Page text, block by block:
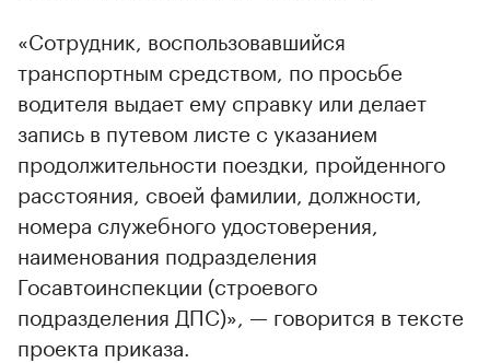
«Сотрудник, воспользовавшийся
транспортным средством, по просьбе
водителя выдает ему справку или делает
запись в путевом листе с указанием
продолжительности поездки, пройденного
расстояния, своей фамилии, должности,
номера служебного удостоверения,
наименования подразделения
Госавтоинспекции (строевого
подразделения ДПС)», — говорится в тексте
проекта приказа.